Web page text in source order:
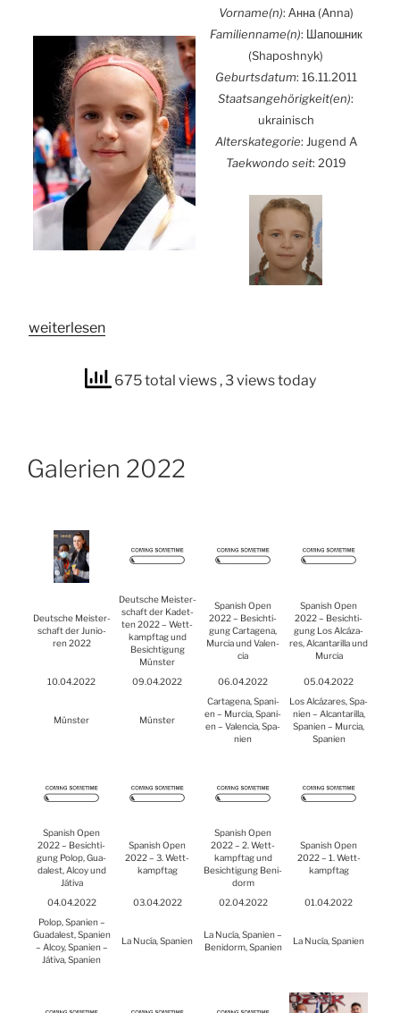
Vorname(n): Анна (Anna)
Familienname(n): Шапошник
(Shaposh­nyk)
Geburts­da­tum: 16.11.2011
Staatsangehörigkeit(en):
ukrai­nisch
Alters­ka­te­go­rie: Jugend A
Tae­kwon­do seit: 2019
„Anna
wei­ter­le­sen
675 total views , 3 views today
Gale­rien 2022
Deut­sche Meis­ter­
schaft der Junio­
ren 2022
Deut­sche Meis­ter­
schaft der Kadet­
ten 2022 – Wett­
kampf­tag und
Besich­ti­gung
Müns­ter
Spa­nish Open
2022 – Besich­ti­
gung Car­ta­ge­na,
Mur­cia und Valen­
cia
Spa­nish Open
2022 – Besich­ti­
gung Los Alcá­za­
res, Alcan­t­a­ril­la und
Mur­cia
10.04.2022 09.04.2022 06.04.2022 05.04.2022
Müns­ter Müns­ter
Car­ta­ge­na, Spa­ni­
en – Mur­cia, Spa­ni­
en – Valen­cia, Spa­
ni­en
Los Alcá­za­res, Spa­
ni­en – Alcan­t­a­ril­la,
Spa­ni­en – Mur­cia,
Spa­ni­en
Spa­nish Open
2022 – Besich­ti­
gung Polop, Gua­
da­lest, Alcoy und
Játi­va
Spa­nish Open
2022 – 3. Wett­
kampf­tag
Spa­nish Open
2022 – 2. Wett­
kampf­tag und
Besich­ti­gung Ben­i­
dorm
Spa­nish Open
2022 – 1. Wett­
kampf­tag
04.04.2022 03.04.2022 02.04.2022
01.04.2022
Polop, Spa­ni­en –
Gua­da­lest, Spa­ni­en
– Alcoy, Spa­ni­en –
Játi­va, Spa­ni­en
La Nucía, Spa­ni­en
La Nucía, Spa­ni­en –
Ben­i­dorm, Spa­ni­en
La Nucía, Spa­ni­en